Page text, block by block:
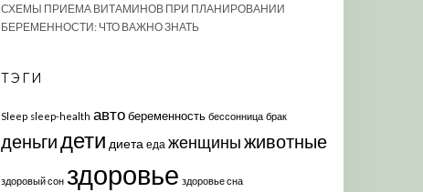
СХЕМЫ ПРИЕМА ВИТАМИНОВ ПРИ ПЛАНИРОВАНИИ
БЕРЕМЕННОСТИ: ЧТО ВАЖНО ЗНАТЬ
ТЭГИ
Sleep sleep-health автобеременность бессонница брак
деньгидети диета еда женщиныживотные
здоровый сон здоровье здоровье сна